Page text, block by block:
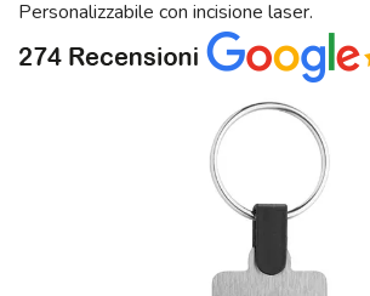
Personalizzabile con incisione laser.